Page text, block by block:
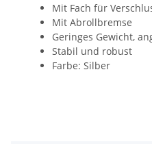
Mit Fach für
Mit Abrollbremse
Geringes Gewicht,
Stabil und robust
Farbe: Silber